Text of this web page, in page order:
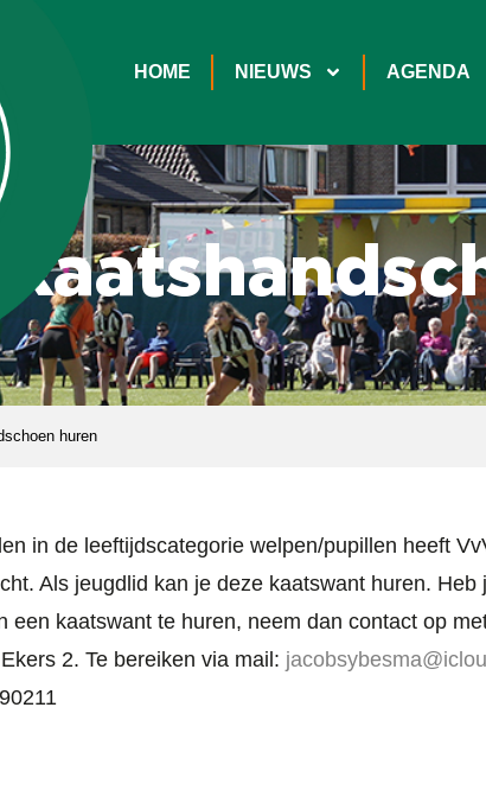
HOME NIEUWS AGENDA
huren
in de leeftijdscategorie welpen/pupillen heeft
Als jeugdlid kan je deze kaatswant huren. Heb
een kaatswant te huren, neem dan contact op
2. Te bereiken via mail: